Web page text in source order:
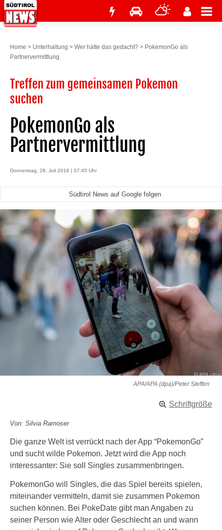
Home > Unterhaltung > Wer hätte das gedacht? > PokemonGo als
Partnervermittlung
Treffen zum gemeinsamen Pokemon
suchen
PokemonGo als
Partnervermittlung
Donnerstag, 28. Juli 2016 | 07:45 Uhr
Südtirol News auf Google folgen
APA/APA (dpa)/Peter Steffen
Schriftgröße
Von: Silvia Ramoser
Die ganze Welt ist verrückt nach der App “PokemonGo”
und sucht wilde Pokemon. Jetzt wird die App noch
interessanter: Sie soll Singles zusammenbringen.
PokemonGo will Singles, die das Spiel bereits spielen,
miteinander vermitteln, damit sie zusammen Pokemon
suchen können. Bei PokeDate gibt man Angaben zu
seiner Person wie Alter oder Geschlecht an und wann